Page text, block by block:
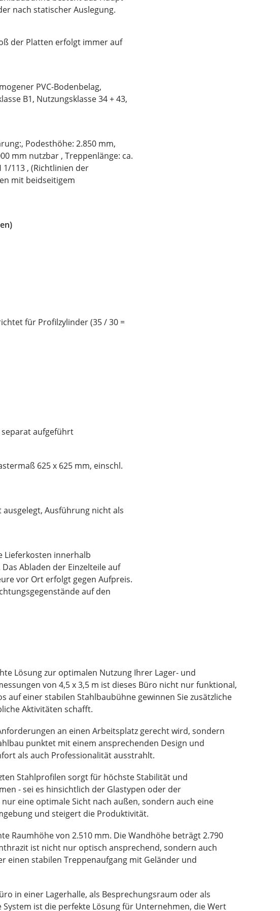
nach statischer Auslegung.
der Platten erfolgt immer auf
PVC-Bodenbelag,
B1, Nutzungsklasse 34 + 43,
Podesthöhe: 2.850 mm,
mm nutzbar , Treppenlänge: ca.
1/113 , (Richtlinien der
mit beidseitigem
für Profilzylinder (35 / 30 =
separat aufgeführt
625 x 625 mm, einschl.
ausgelegt, Ausführung nicht als
Lieferkosten innerhalb
Abladen der Einzelteile auf
vor Ort erfolgt gegen Aufpreis.
auf den
Lösung zur optimalen Nutzung Ihrer Lager- und
von 4,5 x 3,5 m ist dieses Büro nicht nur funktional,
einer stabilen Stahlbaubühne gewinnen Sie zusätzliche
Aktivitäten schafft.
an einen Arbeitsplatz gerecht wird, sondern
punktet mit einem ansprechenden Design und
als auch Professionalität ausstrahlt.
Stahlprofilen sorgt für höchste Stabilität und
- sei es hinsichtlich der Glastypen oder der
eine optimale Sicht nach außen, sondern auch eine
und steigert die Produktivität.
Raumhöhe von 2.510 mm. Die Wandhöhe beträgt 2.790
ist nicht nur optisch ansprechend, sondern auch
einen stabilen Treppenaufgang mit Geländer und
in einer Lagerhalle, als Besprechungsraum oder als
ist die perfekte Lösung für Unternehmen, die Wert